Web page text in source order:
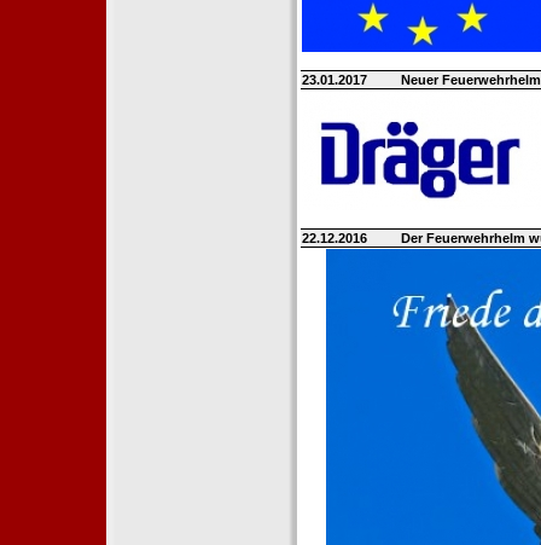
23.01.2017 Neuer
22.12.2016 Der Feuerwehrhelm